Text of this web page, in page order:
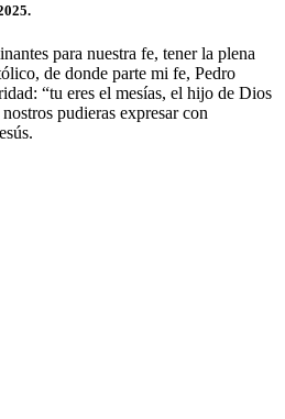
para nuestra fe, tener la plena
de donde parte mi fe, Pedro
“tu eres el mesías, el hijo de Dios
pudieras expresar con